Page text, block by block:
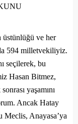
ve her
594 milletvekiliyiz.
seçilerek, bu
Hasan Bitmez,
yaşamını
Ancak Hatay
Anayasa’ya